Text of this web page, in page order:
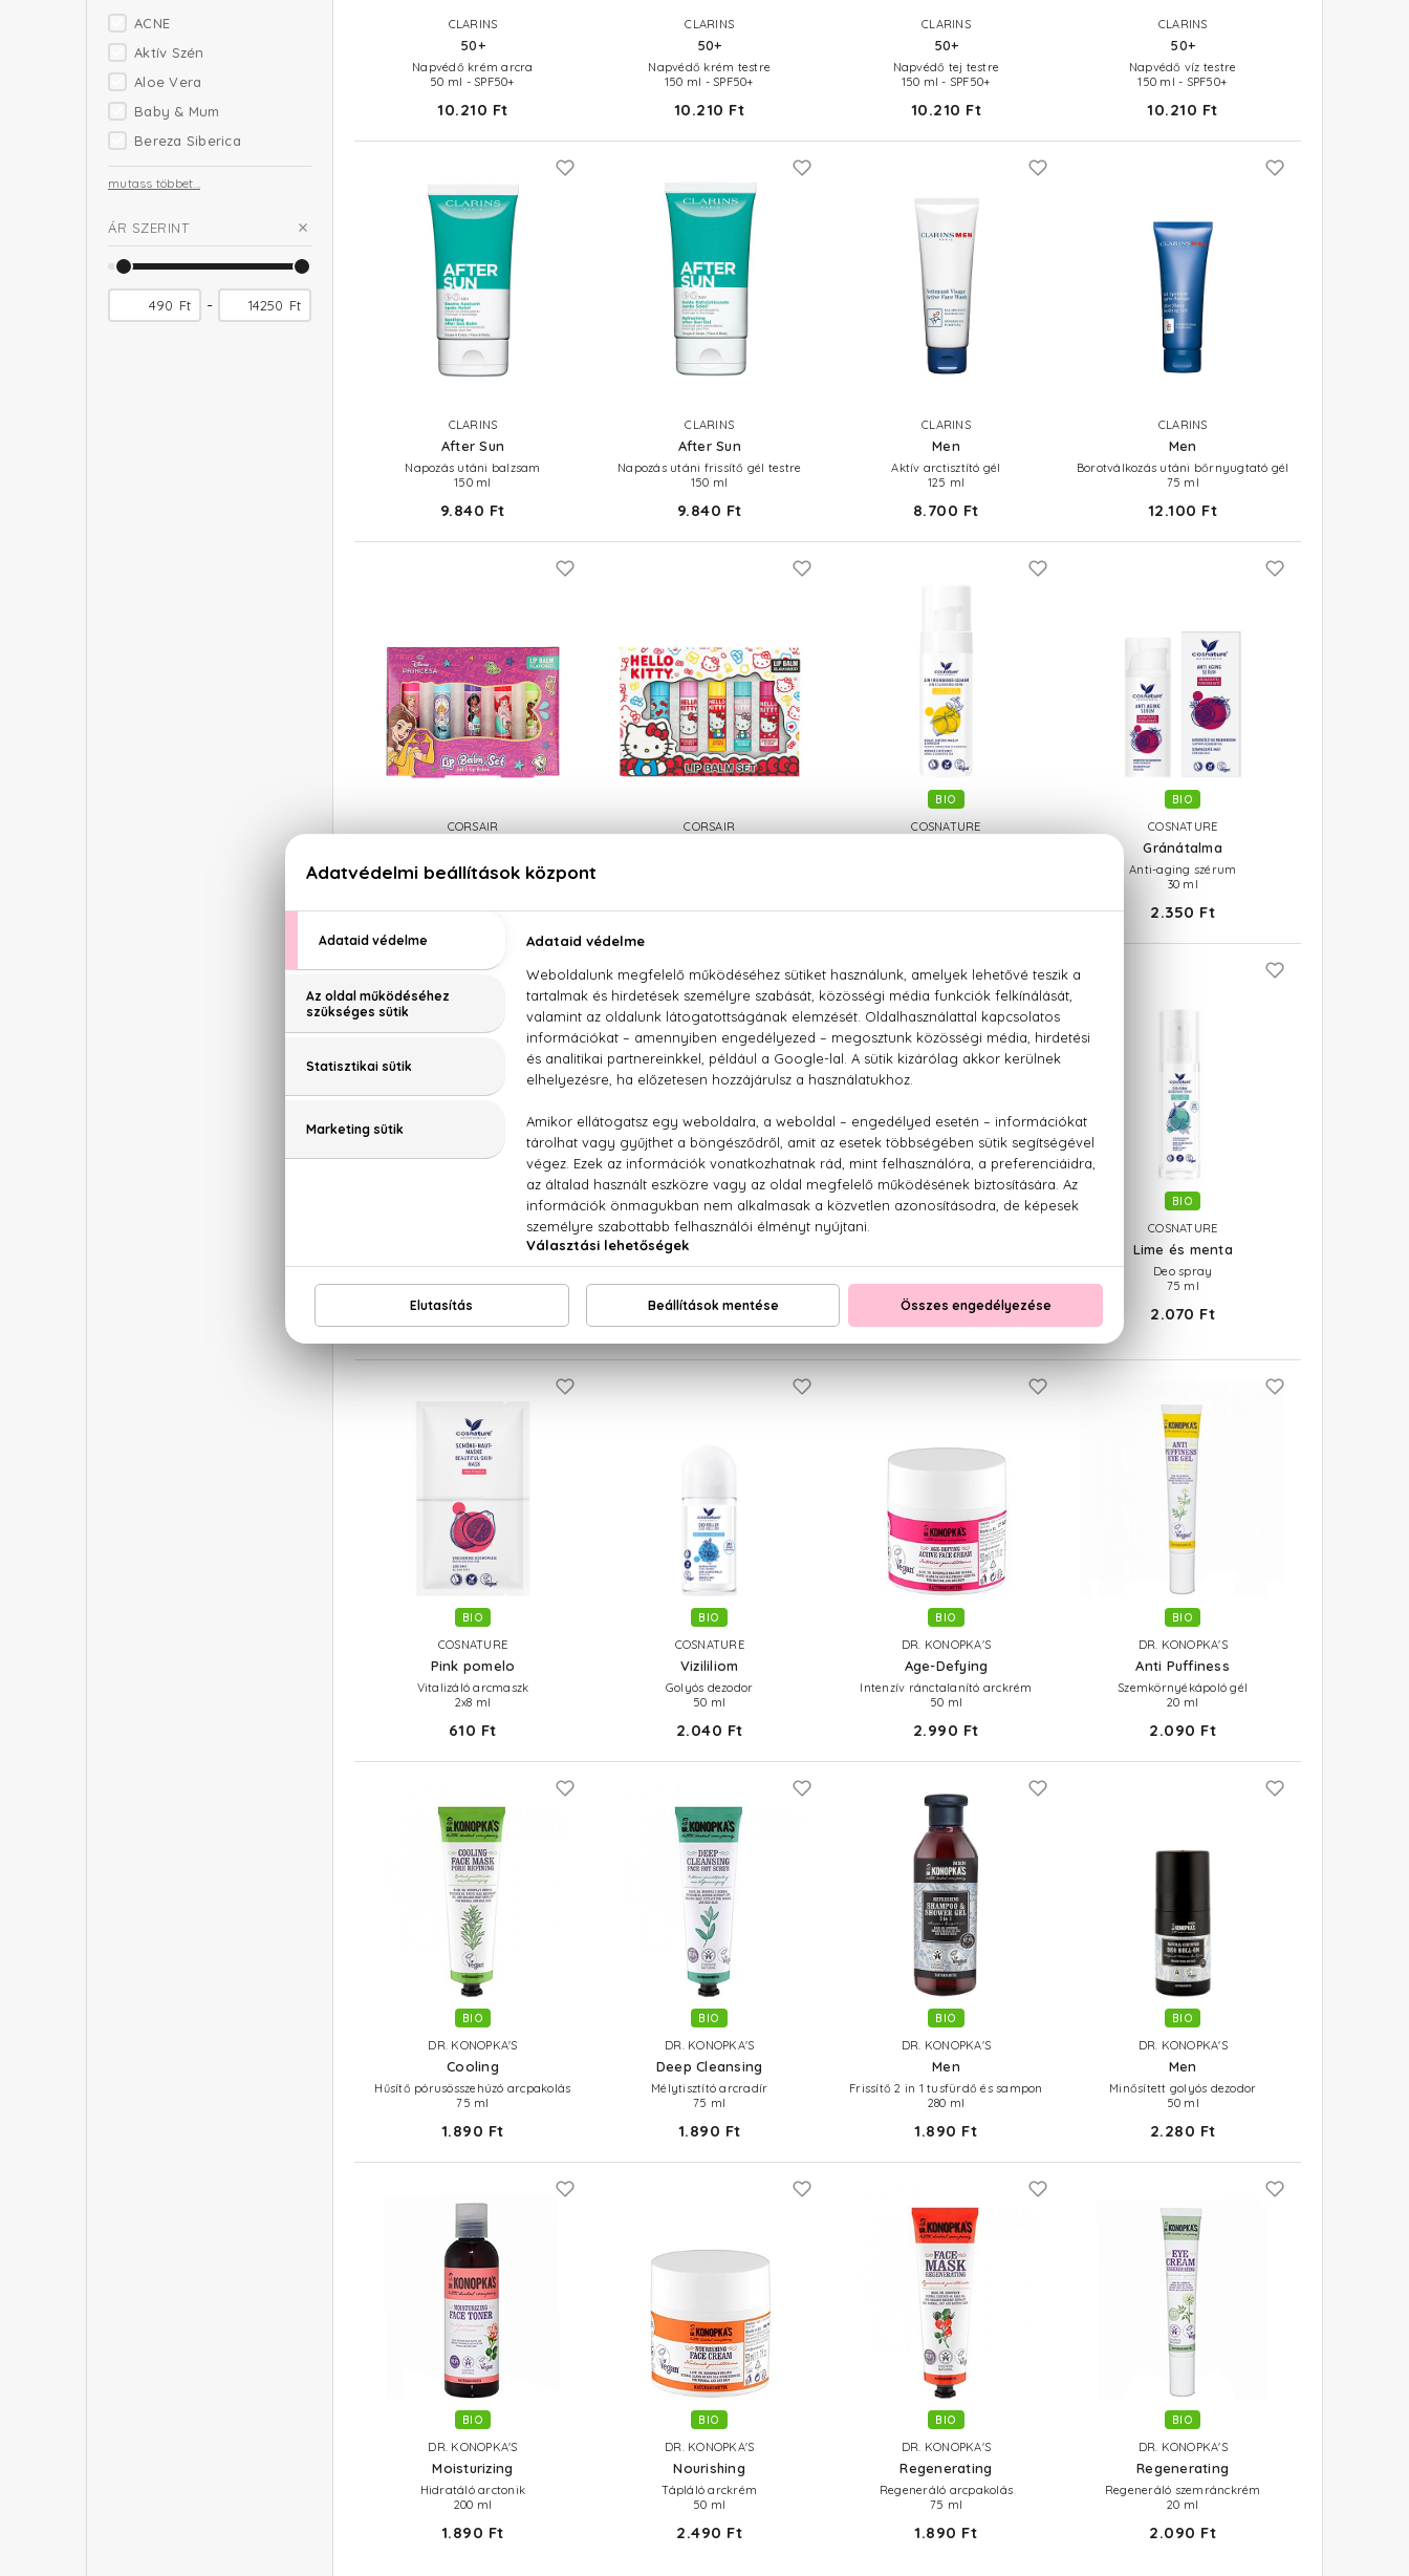
ACNE
Aktív Szén
Aloe Vera
Baby & Mum
Bereza Siberica
mutass többet...
ÁR SZERINT
Ft - Ft
CLARINS
50+
Napvédő krém arcra
50 ml - SPF50+
10.210 Ft
CLARINS
50+
Napvédő krém testre
150 ml - SPF50+
10.210 Ft
CLARINS
50+
Napvédő tej testre
150 ml - SPF50+
10.210 Ft
CLARINS
50+
Napvédő víz testre
150 ml - SPF50+
10.210 Ft
CLARINS
After Sun
Napozás utáni balzsam
150 ml
9.840 Ft
CLARINS
After Sun
Napozás utáni frissítő gél testre
150 ml
9.840 Ft
CLARINS
Men
Aktív arctisztító gél
125 ml
8.700 Ft
CLARINS
Men
Borotválkozás utáni bőrnyugtató gél
75 ml
12.100 Ft
CORSAIR
Ajakbalzsam
7.870 Ft
CORSAIR
2.760 Ft
BIO
COSNATURE
2.040 Ft
BIO
COSNATURE
Gránátalma
Anti-aging szérum
30 ml
2.350 Ft
Feszesítő szemkörnyékápoló krém
15 ml
2.450 Ft
BIO
COSNATURE
Gránátalma
Regeneráló olaj
100 ml
2.760 Ft
BIO
3 az 1-ben élénkítő tusfürdő és
sampon
200 ml
1.530 Ft
BIO
COSNATURE
Lime és menta
Deo spray
75 ml
2.070 Ft
BIO
COSNATURE
Pink pomelo
Vitalizáló arcmaszk
2x8 ml
610 Ft
BIO
COSNATURE
Vizililiom
Golyós dezodor
50 ml
2.040 Ft
BIO
DR. KONOPKA'S
Age-Defying
Intenzív ránctalanító arckrém
50 ml
2.990 Ft
BIO
DR. KONOPKA'S
Anti Puffiness
Szemkörnyékápoló gél
20 ml
2.090 Ft
BIO
DR. KONOPKA'S
Cooling
Hűsítő pórusösszehúzó arcpakolás
75 ml
1.890 Ft
BIO
DR. KONOPKA'S
Deep Cleansing
Mélytisztító arcradír
75 ml
1.890 Ft
BIO
DR. KONOPKA'S
Men
Frissítő 2 in 1 tusfürdő és sampon
280 ml
1.890 Ft
BIO
DR. KONOPKA'S
Men
Minősített golyós dezodor
50 ml
2.280 Ft
BIO
DR. KONOPKA'S
Moisturizing
Hidratáló arctonik
200 ml
1.890 Ft
BIO
DR. KONOPKA'S
Nourishing
Tápláló arckrém
50 ml
2.490 Ft
BIO
DR. KONOPKA'S
Regenerating
Regeneráló arcpakolás
75 ml
1.890 Ft
BIO
DR. KONOPKA'S
Regenerating
Regeneráló szemránckrém
20 ml
2.090 Ft